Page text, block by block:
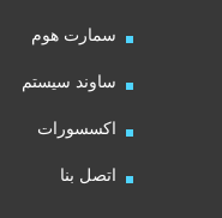
سمارت هوم
ساوند سيستم
اكسسورات
اتصل بنا